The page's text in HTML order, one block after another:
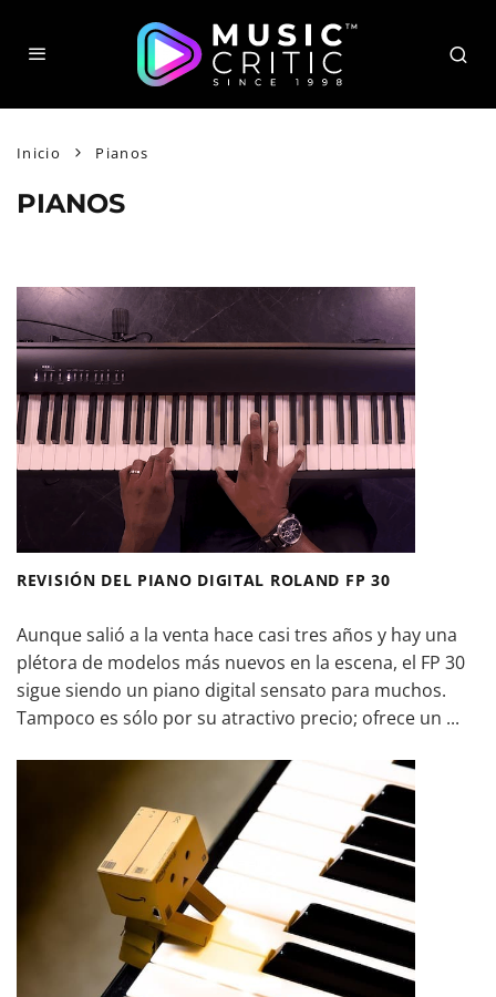
Inicio Pianos
PIANOS
REVISIÓN DEL PIANO DIGITAL ROLAND FP 30
Aunque salió a la venta hace casi tres años y hay una
plétora de modelos más nuevos en la escena, el FP 30
sigue siendo un piano digital sensato para muchos.
Tampoco es sólo por su atractivo precio; ofrece un ...